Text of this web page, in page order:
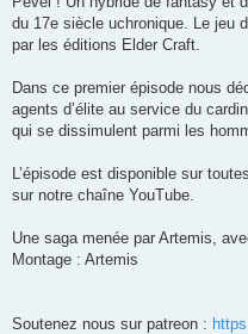
du 17e siècle uchronique. Le jeu
par les éditions Elder Craft.
Dans ce premier épisode nous
agents d’élite au service du
qui se dissimulent parmi les
L’épisode est disponible sur
sur notre chaîne YouTube.
Une saga menée par Artemis,
Montage : Artemis
Soutenez nous sur patreon :